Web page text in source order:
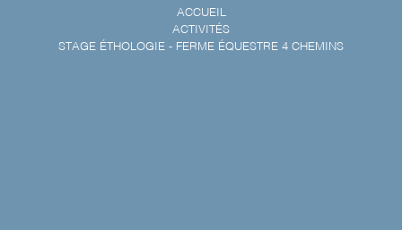
ACCUEIL
ACTIVITÉS
STAGE ÉTHOLOGIE - FERME ÉQUESTRE 4 CHEMINS